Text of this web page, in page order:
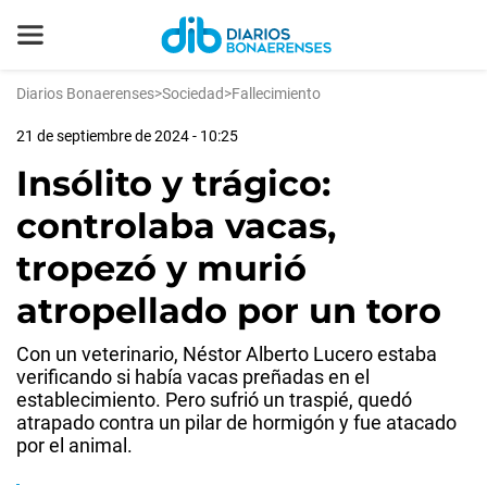
Diarios Bonaerenses>Sociedad>Fallecimiento
21 de septiembre de 2024 - 10:25
Insólito y trágico:
controlaba vacas,
tropezó y murió
atropellado por un toro
Con un veterinario, Néstor Alberto Lucero estaba
verificando si había vacas preñadas en el
establecimiento. Pero sufrió un traspié, quedó
atrapado contra un pilar de hormigón y fue atacado
por el animal.